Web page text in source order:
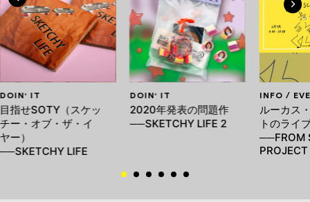
DOIN' IT
目指せSOTY（スケッ
チー・オブ・ザ・イ
ヤー）
──SKETCHY LIFE
DOIN' IT
2020年発表の問題作
──SKETCHY LIFE 2
INFO /
ルーカス
トのライ
──FROM
PROJECT